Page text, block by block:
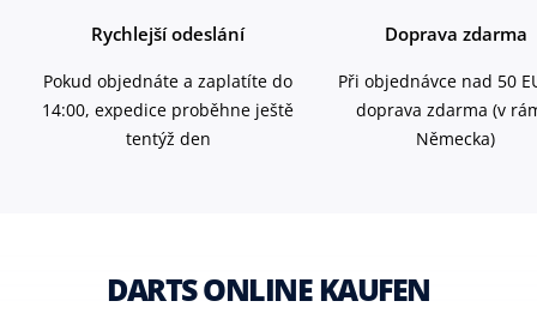
Rychlejší odeslání
Pokud objednáte a zaplatíte do
14:00, expedice proběhne ještě
tentýž den
Doprava zdarma
Při objednávce nad 50
doprava zdarma (v
Německa)
DARTS ONLINE KAUFEN